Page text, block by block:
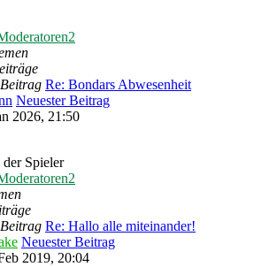
Re: Bondars Abwesenheit
Neuester Beitrag
2026, 21:50
Spieler
Re: Hallo alle miteinander!
Neuester Beitrag
2019, 20:04